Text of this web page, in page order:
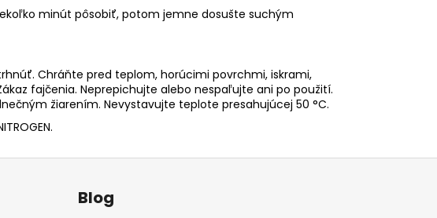
minút pôsobiť, potom jemne dosušte suchým
Chráňte pred teplom, horúcimi povrchmi, iskrami,
fajčenia. Neprepichujte alebo nespaľujte ani po použití.
žiarením. Nevystavujte teplote presahujúcej 50 °C.
Blog